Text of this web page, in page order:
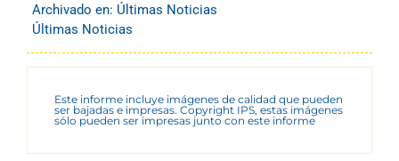
Archivado en: Últimas Noticias
Últimas Noticias
Este informe incluye imágenes de calidad que pueden
ser bajadas e impresas. Copyright IPS, estas imágenes
sólo pueden ser impresas junto con este informe